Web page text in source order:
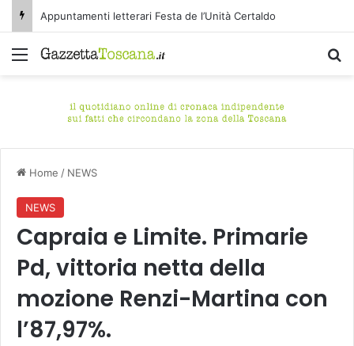
Appuntamenti letterari Festa de l’Unità Certaldo
Menu
Home / NEWS
NEWS
Capraia e Limite. Primarie
Pd, vittoria netta della
mozione Renzi-Martina con
l’87,97%.